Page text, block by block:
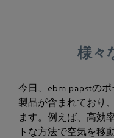
様々
今日、ebm-papstの
製品が含まれており
ます。例えば、高効
トな方法で空気を移